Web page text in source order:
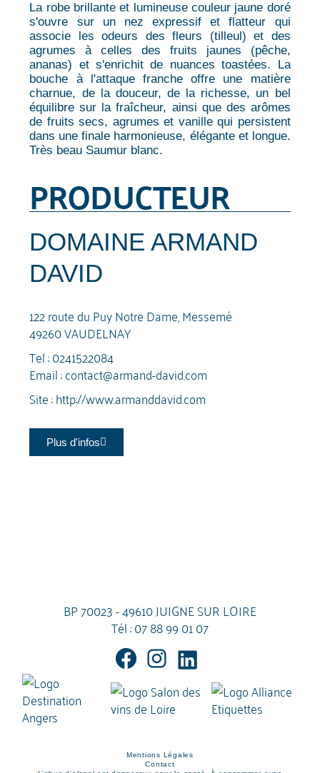
La robe brillante et lumineuse couleur jaune doré
s'ouvre sur un nez expressif et flatteur qui
associe les odeurs des fleurs (tilleul) et des
agrumes à celles des fruits jaunes (pêche,
ananas) et s'enrichit de nuances toastées. La
bouche à l'attaque franche offre une matière
charnue, de la douceur, de la richesse, un bel
équilibre sur la fraîcheur, ainsi que des arômes
de fruits secs, agrumes et vanille qui persistent
dans une finale harmonieuse, élégante et longue.
Très beau Saumur blanc.
PRODUCTEUR
DOMAINE ARMAND
DAVID
122 route du Puy Notre Dame, Messemé
49260 VAUDELNAY
Tel :0241522084
Email :contact@armand-david.com
Site :http://www.armanddavid.com
Plus d'infos
BP 70023 - 49610 JUIGNE SUR LOIRE
Tél :07 88 99 01 07
Mentions Légales
Contact